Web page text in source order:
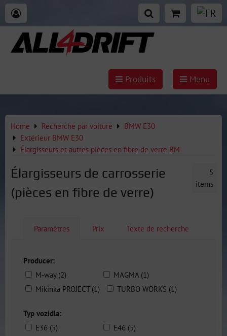
Produits Menu
Home Recherche par voiture
BMW E30
Extérieur BMW E30
Élargisseurs et autres pièces en fibre de verre BM
Élargisseurs de carrosserie
(pièces en fibre de verre)
5
items
Paramètres Prix Texte de recherche
Producer:
M-way (2)
MAGMA (1)
Mikinka PROJECT (1)
TURBO WORKS (1)
Typ vozidla:
E36 (5)
E46 (5)